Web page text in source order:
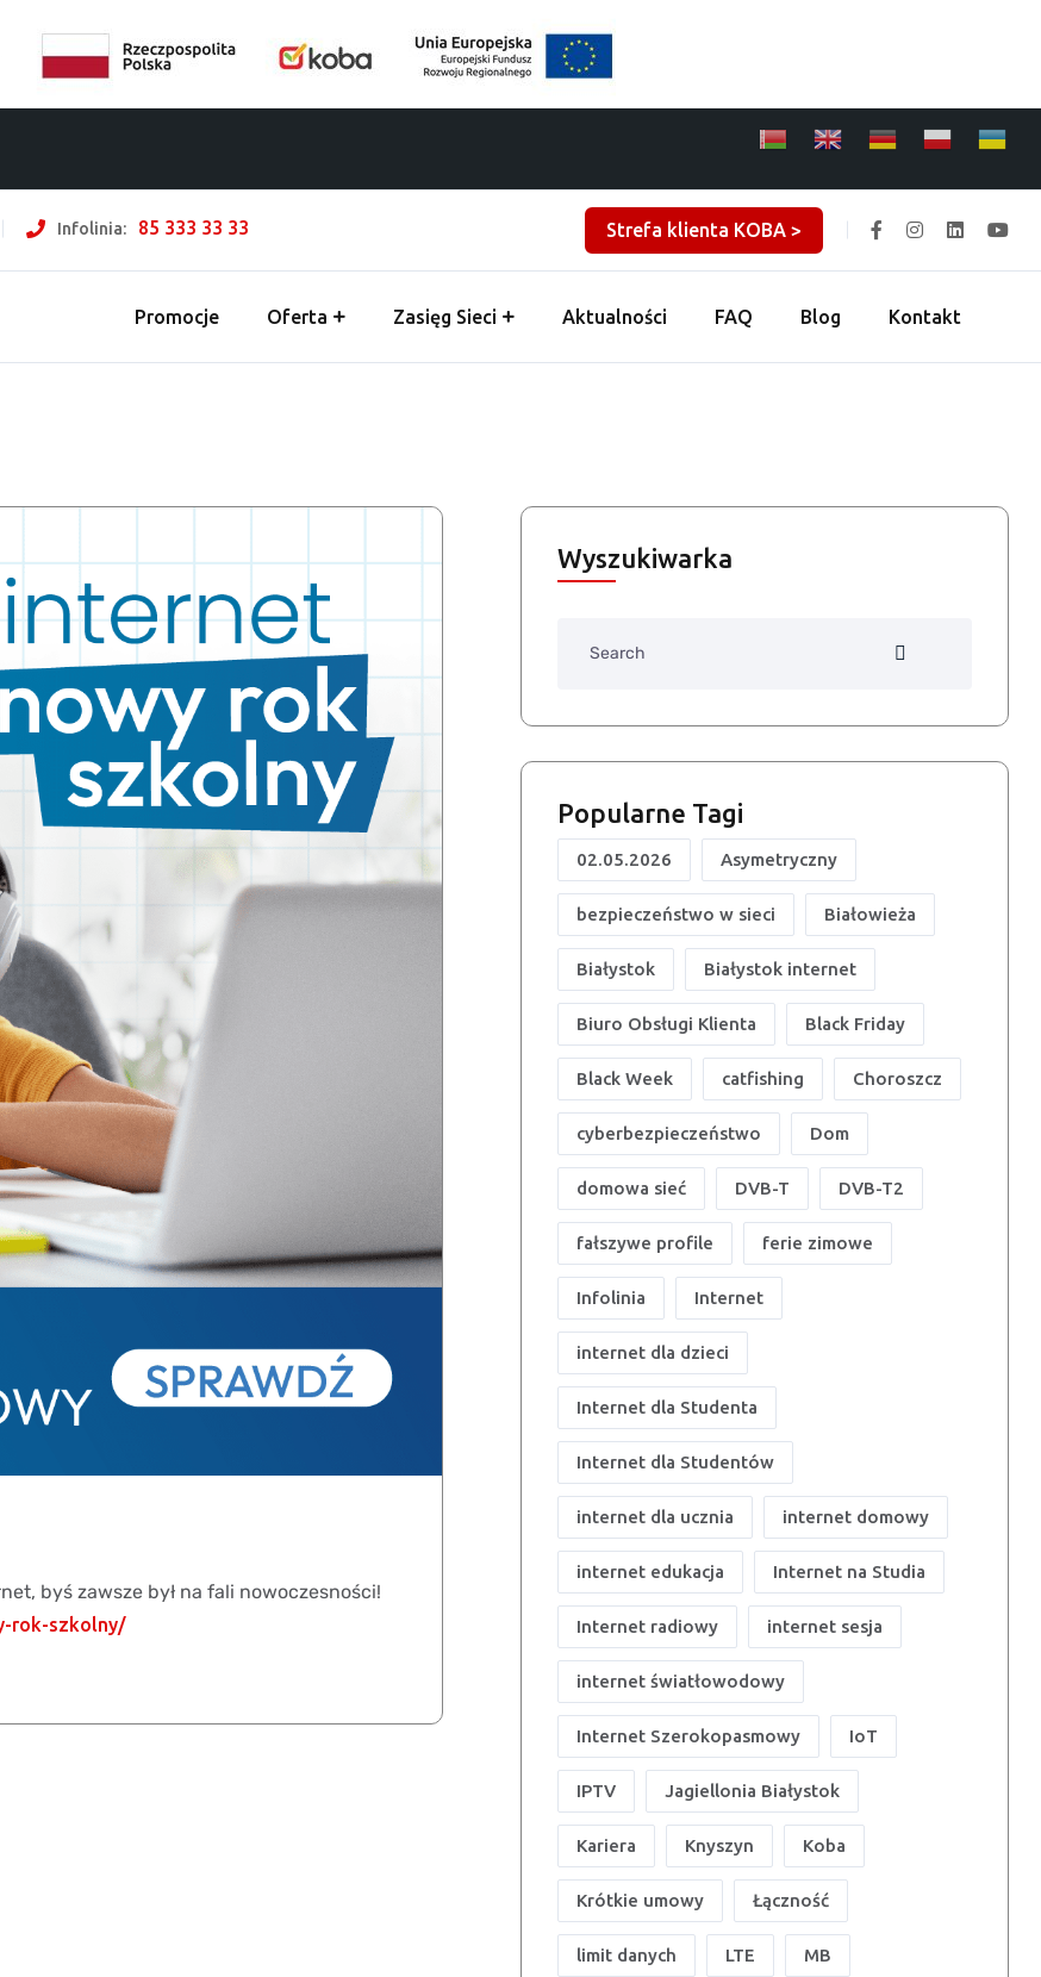
Infolinia: 85 333 33 33 Strefa klienta KOBA >
Promocje Oferta Zasięg Sieci Aktualności FAQ Blog Kontakt
byś zawsze był na fali nowoczesności!
rok-szkolny/
Wyszukiwarka
Popularne Tagi
02.05.2026 Asymetryczny
bezpieczeństwo w sieci Białowieża
Białystok Białystok internet
Biuro Obsługi Klienta Black Friday
Black Week catfishing Choroszcz
cyberbezpieczeństwo Dom
domowa sieć DVB-T DVB-T2
fałszywe profile ferie zimowe
Infolinia Internet
internet dla dzieci
Internet dla Studenta
Internet dla Studentów
internet dla ucznia internet domowy
internet edukacja Internet na Studia
Internet radiowy internet sesja
internet światłowodowy
Internet Szerokopasmowy IoT
IPTV Jagiellonia Białystok
Kariera Knyszyn Koba
Krótkie umowy Łączność
limit danych LTE MB